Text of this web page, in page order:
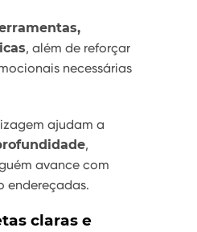
, além de reforçar
necessárias
ajudam a
,
avance com
endereçadas.
claras e